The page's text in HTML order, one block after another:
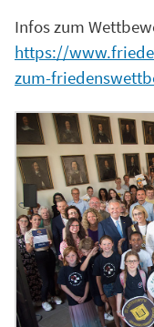
Infos zum
https://
zum-